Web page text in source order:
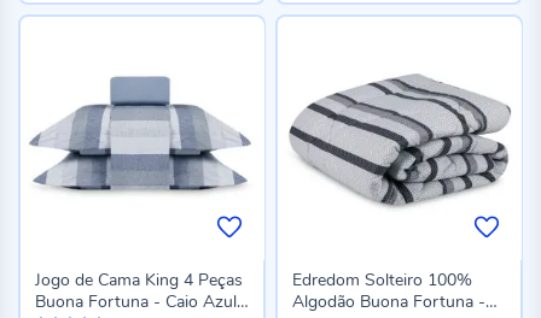
Jogo de Cama King 4 Peças
Buona Fortuna - Caio Azul
Edredom Solteiro 100%
Algodão Buona Fortuna -